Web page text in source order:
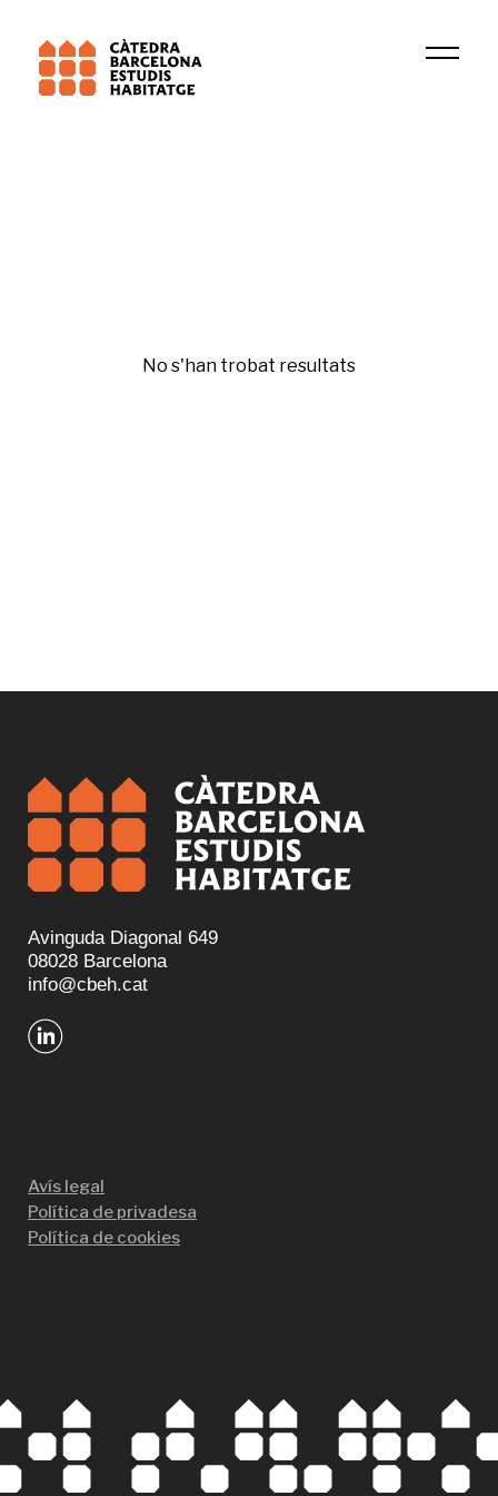
No s'han trobat resultats
Avinguda Diagonal 649
08028 Barcelona
info@cbeh.cat
Avís legal
Política de privadesa
Política de cookies